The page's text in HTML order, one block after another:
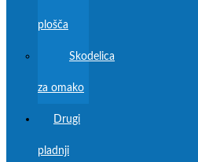
plošča
Skodelica
za omako
Drugi
pladnji